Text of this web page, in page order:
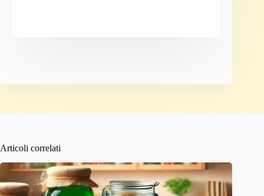
Articoli correlati